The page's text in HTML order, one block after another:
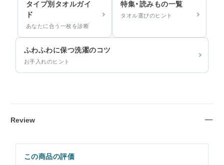
タイプ別タオルガイ
ド
あなたに合う一枚を診断
特集・読みもの一覧
タオル選びのヒント
ふわふわに保つ洗濯のコツ
お手入れのヒント
Review
この商品の評価